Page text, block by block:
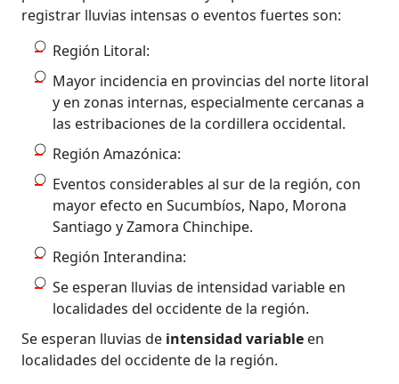
registrar lluvias intensas o eventos fuertes son:
Región Litoral:
Mayor incidencia en provincias del norte litoral
y en zonas internas, especialmente cercanas a
las estribaciones de la cordillera occidental.
Región Amazónica:
Eventos considerables al sur de la región, con
mayor efecto en Sucumbíos, Napo, Morona
Santiago y Zamora Chinchipe.
Región Interandina:
Se esperan lluvias de intensidad variable en
localidades del occidente de la región.
Se esperan lluvias de intensidad variable en
localidades del occidente de la región.